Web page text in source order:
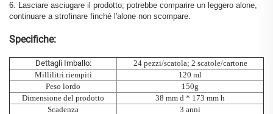
6. Lasciare asciugare il prodotto; potrebbe comparire un leggero alone,
continuare a strofinare finché l'alone non scompare.
Specifiche:
Dettagli Imballo:
24 pezzi/scatola; 2 scatole/cartone
Millilitri riempiti
120 ml
Peso lordo
150g
Dimensione del prodotto
38 mm d * 173 mm h
Scadenza
3 anni